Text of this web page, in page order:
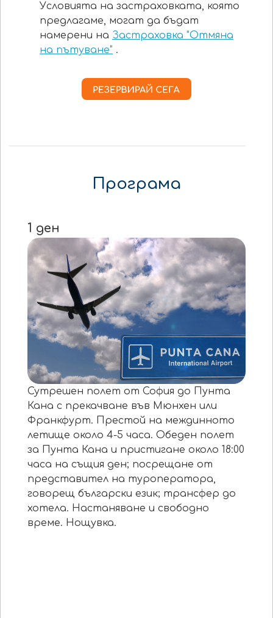
Условията на застраховката, която
предлагаме, могат да бъдат
намерени на Застраховка "Отмяна
на пътуване" .
Програма
1 ден
Сутрешен полет от София до Пунта
Кана с прекачване във Мюнхен или
Франкфурт. Престой на междинното
летище около 4-5 часа. Обеден полет
за Пунта Кана и пристигане около 18:00
часа на същия ден; посрещане от
представител на туроператора,
говорещ български език; трансфер до
хотела. Настаняване и свободно
време. Нощувка.